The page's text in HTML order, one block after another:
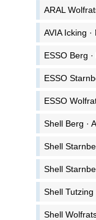
ARAL
AVIA Icking
ESSO Berg
ESSO
ESSO
Shell Berg ·
Shell
Shell
Shell Tutzing
Shell